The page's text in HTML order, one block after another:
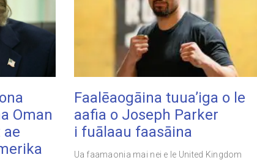
Oman
Faalēaogāina tuua’iga o le
aafia o Joseph Parker
i fuālaau faasāina
Ua faamaonia mai nei e le United Kingdom